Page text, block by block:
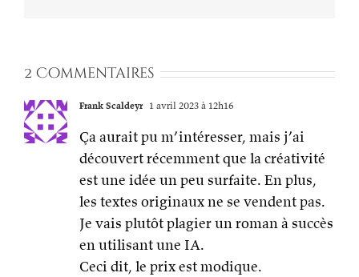
2 Commentaires
Frank Scaldeyr 1 avril 2023 à 12h16
Ça aurait pu m’intéresser, mais j’ai
découvert récemment que la créativité
est une idée un peu surfaite. En plus,
les textes originaux ne se vendent pas.
Je vais plutôt plagier un roman à succès
en utilisant une IA.
Ceci dit, le prix est modique.